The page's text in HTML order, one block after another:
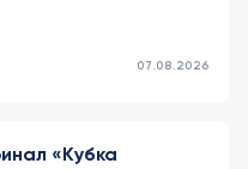
07.08.2026
«Кубка